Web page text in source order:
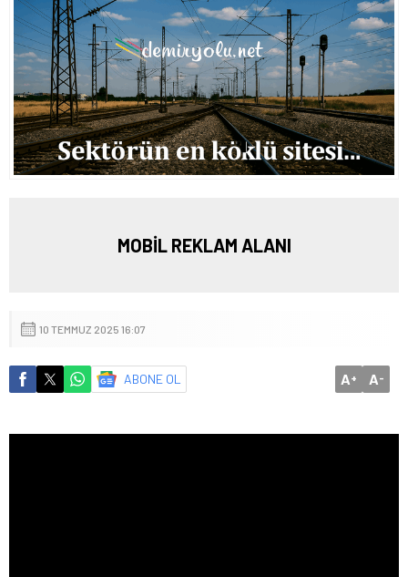
MOBİL REKLAM ALANI
10 TEMMUZ 2025 16:07
ABONE OL A+ A-